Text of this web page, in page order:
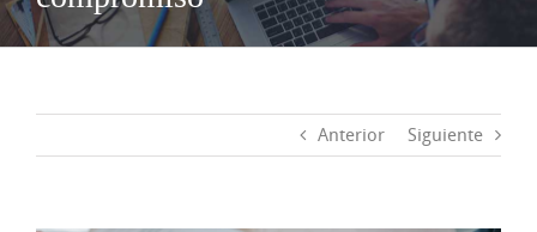
Anterior Siguiente